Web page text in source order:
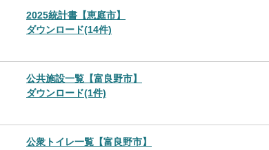
2025統計書【恵庭市】
ダウンロード(14件)
公共施設一覧【富良野市】
ダウンロード(1件)
公衆トイレ一覧【富良野市】